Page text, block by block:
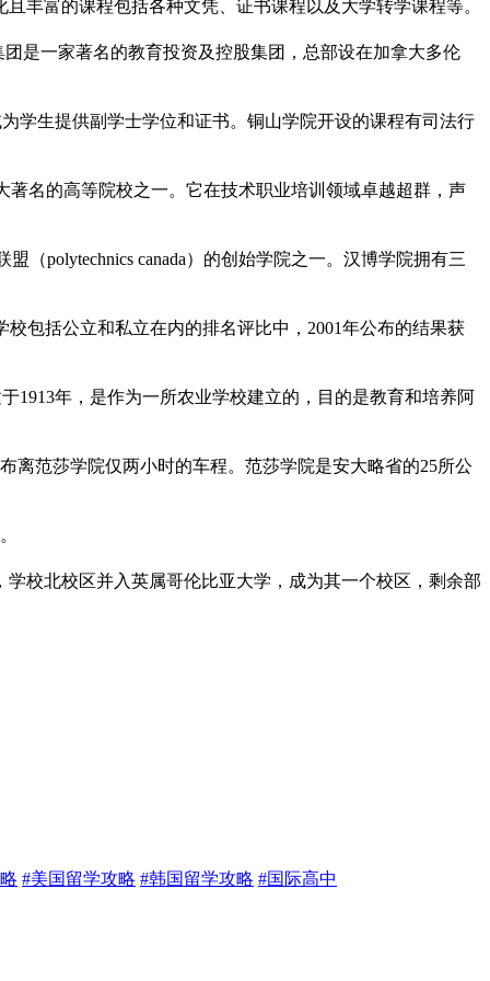
丰富的课程包括各种文凭、证书课程以及大学转学课程等。
团是一家著名的教育投资及控股集团，总部设在加拿大多伦
学生提供副学士学位和证书。铜山学院开设的课程有司法行
著名的高等院校之一。它在技术职业培训领域卓越超群，声
盟（polytechnics canada）的创始学院之一。汉博学院拥有三
包括公立和私立在内的排名评比中，2001年公布的结果获
1913年，是作为一所农业学校建立的，目的是教育和培养阿
离范莎学院仅两小时的车程。范莎学院是安大略省的25所公
校北校区并入英属哥伦比亚大学，成为其一个校区，剩余部
#美国留学攻略 #韩国留学攻略 #国际高中